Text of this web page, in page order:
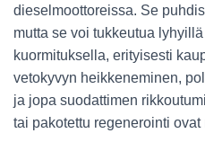
dieselmoottoreissa. Se
mutta se voi tukkeutua
kuormituksella, erityisesti
vetokyvyn heikkeneminen,
ja jopa suodattimen
tai pakotettu regenerointi